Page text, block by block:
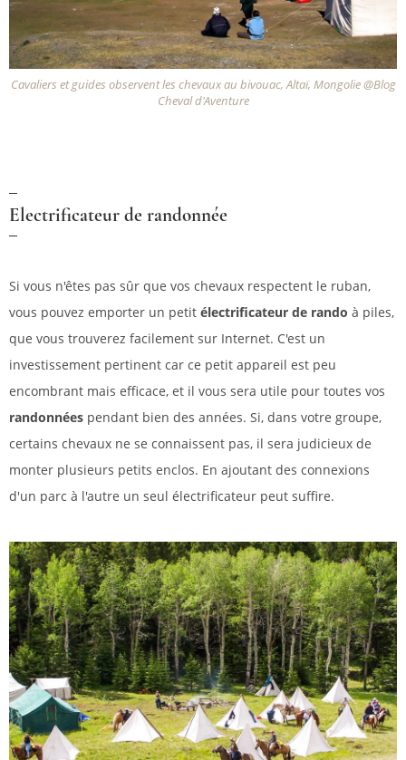
Cavaliers et guides observent les chevaux au bivouac, Altaï, Mongolie @Blog
Cheval d'Aventure
Electrificateur de randonnée
Si vous n'êtes pas sûr que vos chevaux respectent le ruban,
vous pouvez emporter un petit électrificateur de rando à piles,
que vous trouverez facilement sur Internet. C'est un
investissement pertinent car ce petit appareil est peu
encombrant mais efficace, et il vous sera utile pour toutes vos
randonnées pendant bien des années. Si, dans votre groupe,
certains chevaux ne se connaissent pas, il sera judicieux de
monter plusieurs petits enclos. En ajoutant des connexions
d'un parc à l'autre un seul électrificateur peut suffire.